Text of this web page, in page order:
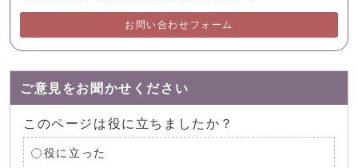
お問い合わせフォーム
ご意見をお聞かせください
このページは役に立ちましたか？
役に立った